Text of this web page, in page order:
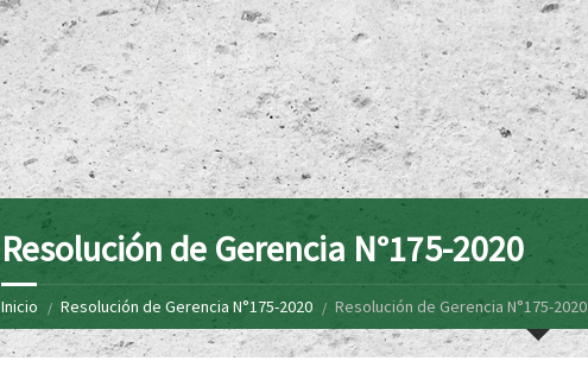
Resolución de Gerencia N°175-2020
Inicio Resolución de Gerencia N°175-2020 Resolución de Gerencia N°175-2020